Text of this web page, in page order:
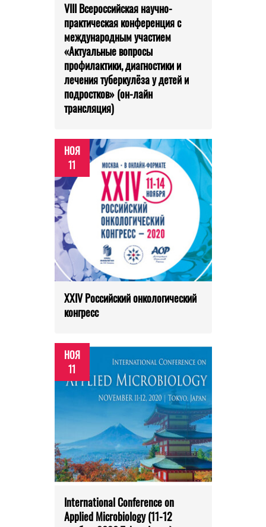
VIII Всероссийская научно-
практическая конференция с
международным участием
«Актуальные вопросы
профилактики, диагностики и
лечения туберкулёза у детей и
подростков» (он-лайн
трансляция)
НОЯ
11
XXIV Российский онкологический
конгресс
НОЯ
11
International Conference on
Applied Microbiology (11-12